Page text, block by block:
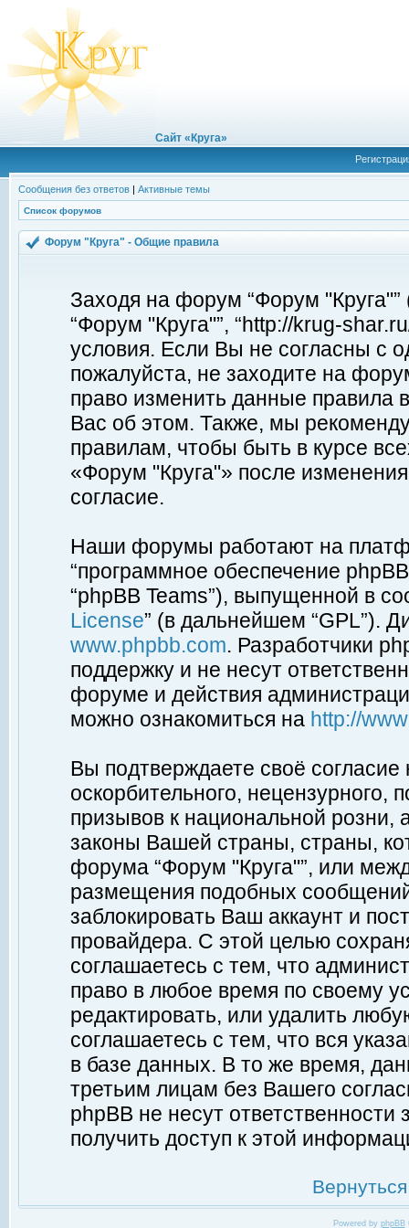
Сайт «Круга»
Сообщения без ответов | Активные темы
Список форумов
Форум "Круга" - Общие правила
Заходя на форум “Форум
“Форум "Круга"”, “http://krug-
условия. Если Вы не согласны с
пожалуйста, не заходите на
право изменить данные правила
Вас об этом. Также, мы
правилам, чтобы быть в курсе
«Форум "Круга"» после
согласие.
Наши форумы работают на
“программное обеспечение
“phpBB Teams”), выпущенной в
License” (в дальнейшем “GPL”).
www.phpbb.com. Разработчики
поддержку и не несут
форуме и действия
можно ознакомиться на http://
Вы подтверждаете своё
оскорбительного, нецензурного,
призывов к национальной
законы Вашей страны, страны,
форума “Форум "Круга"”, или
размещения подобных
заблокировать Ваш аккаунт и
провайдера. С этой целью
соглашаетесь с тем, что
право в любое время по своему
редактировать, или удалить
соглашаетесь с тем, что вся
в базе данных. В то же время,
третьим лицам без Вашего
phpBB не несут ответственности
получить доступ к этой
Powered by phpBB